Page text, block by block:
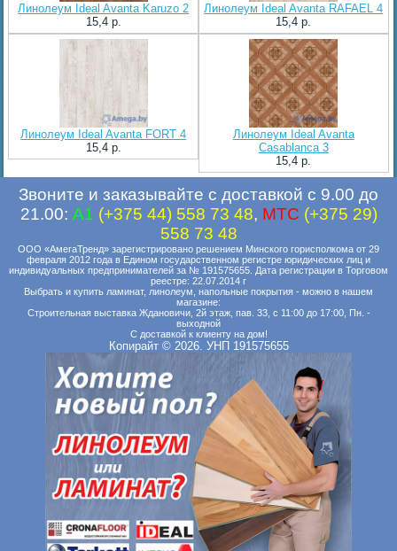
Линолеум Ideal Avanta Karuzo 2
15,4 p.
Линолеум Ideal Avanta RAFAEL 4
15,4 p.
Линолеум Ideal Avanta FORT 4
15,4 p.
Линолеум Ideal Avanta
Casablanca 3
15,4 p.
Звоните и заказывайте с доставкой с 9.00 до
21.00: A1 (+375 44) 558 73 48, MTC (+375 29)
558 73 48
ООО «АмегаТренд» зарегистрировано решением Минского горисполкома от 29
февраля 2012 года в Едином государственном регистре юридических лиц и
индивидуальных предпринимателей за № 191575655. Дата регистрации в Торговом
реестре: 22.07.2014 г
Выбрать и купить ламинат, линолеум, напольные покрытия - можно в нашем
магазине:
Строительная выставка Ждановичи, 2й этаж, пав. 33, с 11:00 до 17:00, Пн. -
выходной
С доставкой к клиенту на дом!
Копирайт © 2026. УНП 191575655